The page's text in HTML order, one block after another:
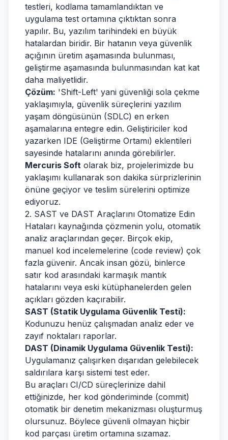
testleri, kodlama tamamlandıktan ve
uygulama test ortamına çıktıktan sonra
yapılır. Bu, yazılım tarihindeki en büyük
hatalardan biridir. Bir hatanın veya güvenlik
açığının üretim aşamasında bulunması,
geliştirme aşamasında bulunmasından kat kat
daha maliyetlidir.
Çözüm: 'Shift-Left' yani güvenliği sola çekme
yaklaşımıyla, güvenlik süreçlerini yazılım
yaşam döngüsünün (SDLC) en erken
aşamalarına entegre edin. Geliştiriciler kod
yazarken IDE (Geliştirme Ortamı) eklentileri
sayesinde hatalarını anında görebilirler.
Mercuris Soft olarak biz, projelerimizde bu
yaklaşımı kullanarak son dakika sürprizlerinin
önüne geçiyor ve teslim sürelerini optimize
ediyoruz.
2. SAST ve DAST Araçlarını Otomatize Edin
Hataları kaynağında çözmenin yolu, otomatik
analiz araçlarından geçer. Birçok ekip,
manuel kod incelemelerine (code review) çok
fazla güvenir. Ancak insan gözü, binlerce
satır kod arasındaki karmaşık mantık
hatalarını veya eski kütüphanelerden gelen
açıkları gözden kaçırabilir.
SAST (Statik Uygulama Güvenlik Testi):
Kodunuzu henüz çalışmadan analiz eder ve
zayıf noktaları raporlar.
DAST (Dinamik Uygulama Güvenlik Testi):
Uygulamanız çalışırken dışarıdan gelebilecek
saldırılara karşı sistemi test eder.
Bu araçları CI/CD süreçlerinize dahil
ettiğinizde, her kod gönderiminde (commit)
otomatik bir denetim mekanizması oluşturmuş
olursunuz. Böylece güvenli olmayan hiçbir
kod parçası üretim ortamına sızamaz.